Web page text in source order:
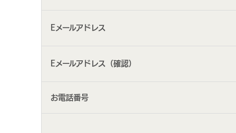
Eメールアドレス
Eメールアドレス（確認）
お電話番号